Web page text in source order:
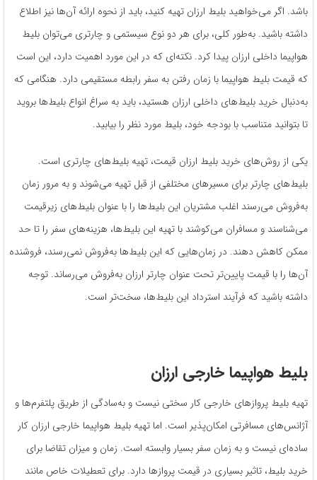
باشد. اگر می‌خواهید بلیط ارزان تهیه کنید، باید از نحوه ارائه آن‌ها نیز اطلاع
داشته باشید. به‌طور کلی، برای هر دو نوع سیستمی و چارتری می‌توان بلیط
هواپیما داخلی ارزان پیدا کرد. نکته‌ای که در این مورد اهمیت دارد، این است
که قیمت بلیط هواپیما با زمان رفتن به سفر رابطه مستقیمی دارد. هنگامی که
به‌دنبال خرید بلیط‌های داخلی ارزان هستید، باید به سراغ انواع بلیط‌ها بروید
تا بتوانید متناسب با بودجه خود، بلیط مورد نظر را بیابید.
یکی از روش‌های خرید بلیط ارزان قیمت، تهیه بلیط‌های چارتری است.
بلیط‌های چارتر برای مسیرهای مختلفی از قبل تهیه می‌شوند و به مرور زمان
به‌فروش می‌رسند اغلب مشتریان این بلیط‌ها را با عنوان بلیط‌های زیرقیمت
می‌شناسند و مسافران می‌کوشند با تهیه این بلیط‌ها، هزینه‌های سفر را تا حد
ممکن کاهش دهند. در زمان‌هایی که این بلیط‌ها به‌فروش نمی‌رسند، فروشنده
آن‌ها را با قیمت پایین‌تر تحت عنوان چارتر ارزان به‌فروش می‌رساند. توجه
داشته باشید که فرآیند استرداد این بلیط‌ها، سخت‌تر است.
بلیط هواپیما خارجی ارزان
تهیه بلیط پروازهای خارجی کار سختی نیست و به‌سادگی از طریق پلتفرم‌ها و
آژانس‌های مسافرتی امکان‌پذیر است. اما تهیه بلیط هواپیما خارجی ارزان کار
ساده‌ای نیست و به زمان سفر بسیار وابسته است. زمان و میزان تقاضا برای
خرید بلیط، تاثیر بسیاری در قیمت پروازها دارد. برای تعطیلات خاص مانند